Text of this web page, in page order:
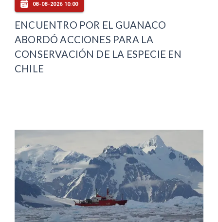
08-08-2026 10:00
ENCUENTRO POR EL GUANACO
ABORDÓ ACCIONES PARA LA
CONSERVACIÓN DE LA ESPECIE EN
CHILE